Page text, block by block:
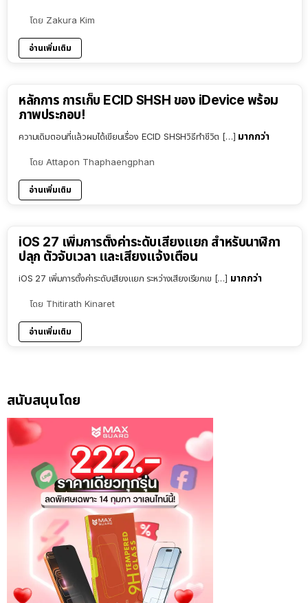
โดย Zakura Kim
อ่านเพิ่มเติม
หลักการ การเก็บ ECID SHSH ของ iDevice พร้อม
ภาพประกอบ!
ความเดิมตอนที่แล้วผมได้เขียนเรื่อง ECID SHSHวิธีทำชีวิต […] มากกว่า
โดย Attapon Thaphaengphan
อ่านเพิ่มเติม
iOS 27 เพิ่มการตั้งค่าระดับเสียงแยก สำหรับนาฬิกา
ปลุก ตัวจับเวลา และเสียงแจ้งเตือน
iOS 27 เพิ่มการตั้งค่าระดับเสียงแยก ระหว่างเสียงเรียกเข […] มากกว่า
โดย Thitirath Kinaret
อ่านเพิ่มเติม
สนับสนุนโดย